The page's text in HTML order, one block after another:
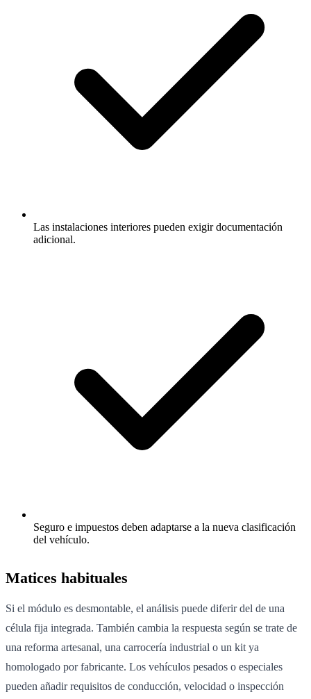
Las instalaciones interiores pueden exigir documentación
adicional.
Seguro e impuestos deben adaptarse a la nueva clasificación
del vehículo.
Matices habituales
Si el módulo es desmontable, el análisis puede diferir del de una
célula fija integrada. También cambia la respuesta según se trate de
una reforma artesanal, una carrocería industrial o un kit ya
homologado por fabricante. Los vehículos pesados o especiales
pueden añadir requisitos de conducción, velocidad o inspección